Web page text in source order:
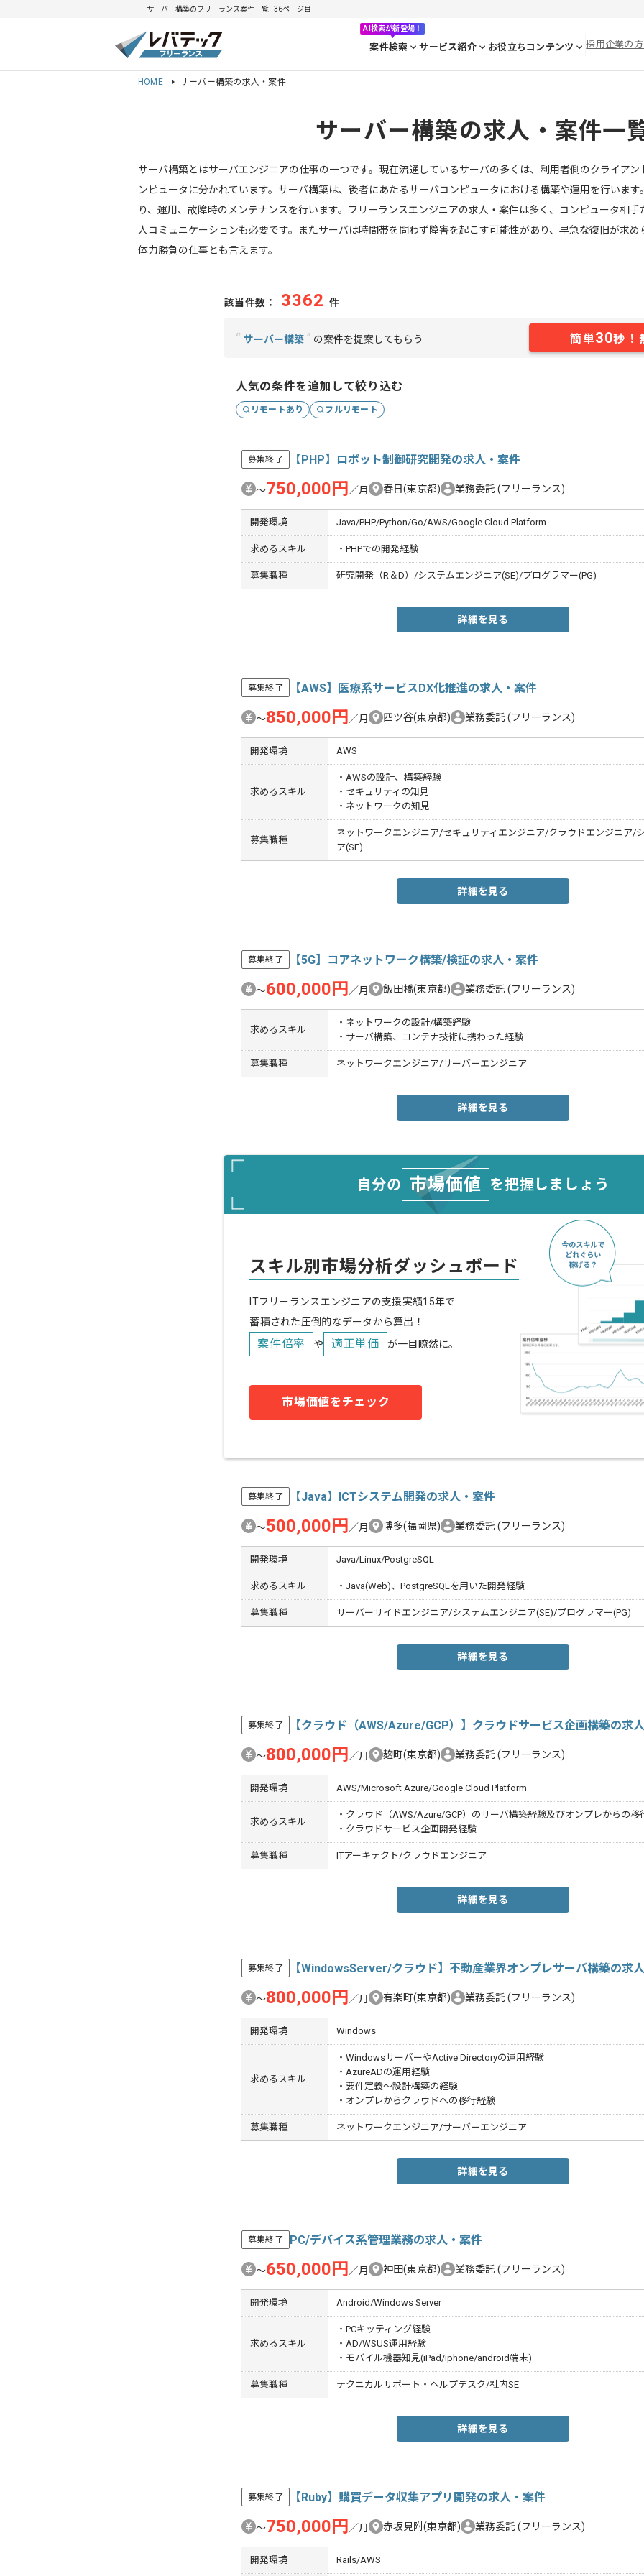
サーバー構築のフリーランス案件一覧 - 36ページ目
AI検索が新登場！
案件検索 サービス紹介 お役立ちコンテンツ 採用企業の
HOME サーバー構築の求人・案件
サーバー構築の求人・案件一
サーバ構築とはサーバエンジニアの仕事の一つです。現在流通しているサーバの多くは、利用者側のクライア
ンピュータに分かれています。サーバ構築は、後者にあたるサーバコンピュータにおける構築や運用を行いま
り、運用、故障時のメンテナンスを行います。フリーランスエンジニアの求人・案件は多く、コンピュータ相
人コミュニケーションも必要です。またサーバは時間帯を問わず障害を起こす可能性があり、早急な復旧が求
体力勝負の仕事とも言えます。
該当件数： 3362 件
“ サーバー構築 ” の案件を提案してもらう 簡単30秒！
人気の条件を追加して絞り込む
リモートあり フルリモート
募集終了 【PHP】ロボット制御研究開発の求人・案件
〜750,000円 ／月 春日(東京都) 業務委託 (フリーランス)
開発環境 Java/PHP/Python/Go/AWS/Google Cloud Platform
求めるスキル ・PHPでの開発経験
募集職種 研究開発（R＆D）/システムエンジニア(SE)/プログラマー(PG)
詳細を見る
募集終了 【AWS】医療系サービスDX化推進の求人・案件
〜850,000円 ／月 四ツ谷(東京都) 業務委託 (フリーランス)
開発環境 AWS
求めるスキル
・AWSの設計、構築経験
・セキュリティの知見
・ネットワークの知見
募集職種
ネットワークエンジニア/セキュリティエンジニア/クラウドエンジニア/
ア(SE)
詳細を見る
募集終了 【5G】コアネットワーク構築/検証の求人・案件
〜600,000円 ／月 飯田橋(東京都) 業務委託 (フリーランス)
求めるスキル
・ネットワークの設計/構築経験
・サーバ構築、コンテナ技術に携わった経験
募集職種 ネットワークエンジニア/サーバーエンジニア
詳細を見る
自分の 市場価値 を把握しましょう
スキル別市場分析ダッシュボード
ITフリーランスエンジニアの支援実績15年で
蓄積された圧倒的なデータから算出！
案件倍率 や 適正単価 が一目瞭然に。
市場価値をチェック
募集終了 【Java】ICTシステム開発の求人・案件
〜500,000円 ／月 博多(福岡県) 業務委託 (フリーランス)
開発環境 Java/Linux/PostgreSQL
求めるスキル ・Java(Web)、PostgreSQLを用いた開発経験
募集職種 サーバーサイドエンジニア/システムエンジニア(SE)/プログラマー(PG)
詳細を見る
募集終了 【クラウド（AWS/Azure/GCP）】クラウドサービス企画構築の求
〜800,000円 ／月 麹町(東京都) 業務委託 (フリーランス)
開発環境 AWS/Microsoft Azure/Google Cloud Platform
求めるスキル
・クラウド（AWS/Azure/GCP）のサーバ構築経験及びオンプレからの移
・クラウドサービス企画開発経験
募集職種 ITアーキテクト/クラウドエンジニア
詳細を見る
募集終了 【WindowsServer/クラウド】不動産業界オンプレサーバ構築の求
〜800,000円 ／月 有楽町(東京都) 業務委託 (フリーランス)
開発環境 Windows
求めるスキル
・WindowsサーバーやActive Directoryの運用経験
・AzureADの運用経験
・要件定義～設計構築の経験
・オンプレからクラウドへの移行経験
募集職種 ネットワークエンジニア/サーバーエンジニア
詳細を見る
募集終了 PC/デバイス系管理業務の求人・案件
〜650,000円 ／月 神田(東京都) 業務委託 (フリーランス)
開発環境 Android/Windows Server
求めるスキル
・PCキッティング経験
・AD/WSUS運用経験
・モバイル機器知見(iPad/iphone/android端末)
募集職種 テクニカルサポート・ヘルプデスク/社内SE
詳細を見る
募集終了 【Ruby】購買データ収集アプリ開発の求人・案件
〜750,000円 ／月 赤坂見附(東京都) 業務委託 (フリーランス)
開発環境 Rails/AWS